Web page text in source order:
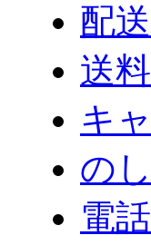
配
送
キ
の
電